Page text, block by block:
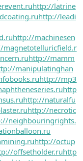
http://latrine
http://leadi
http://machinesen
magnetotelluricfield.r
http://mamm
manipulatinghan
http://mp3
http
http://naturalfu
http://necrotic
neighbouringrights.
http://octup
offsetholder.ruhttp